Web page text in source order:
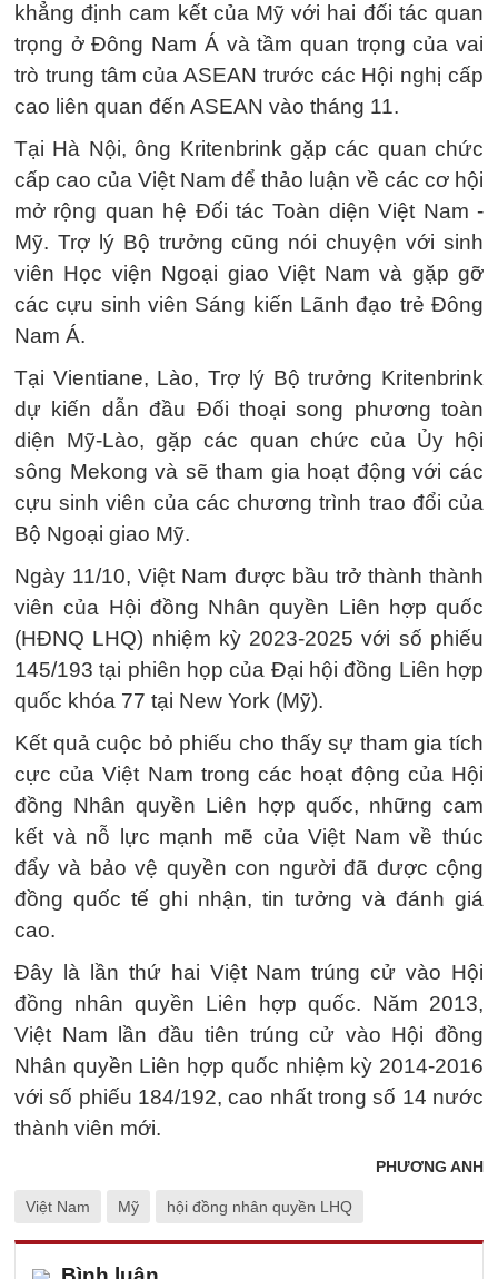
khẳng định cam kết của Mỹ với hai đối tác quan
trọng ở Đông Nam Á và tầm quan trọng của vai
trò trung tâm của ASEAN trước các Hội nghị cấp
cao liên quan đến ASEAN vào tháng 11.
Tại Hà Nội, ông Kritenbrink gặp các quan chức
cấp cao của Việt Nam để thảo luận về các cơ hội
mở rộng quan hệ Đối tác Toàn diện Việt Nam -
Mỹ. Trợ lý Bộ trưởng cũng nói chuyện với sinh
viên Học viện Ngoại giao Việt Nam và gặp gỡ
các cựu sinh viên Sáng kiến ​​Lãnh đạo trẻ Đông
Nam Á.
Tại Vientiane, Lào, Trợ lý Bộ trưởng Kritenbrink
dự kiến dẫn đầu Đối thoại song phương toàn
diện Mỹ-Lào, gặp các quan chức của Ủy hội
sông Mekong và sẽ tham gia hoạt động với các
cựu sinh viên của các chương trình trao đổi của
Bộ Ngoại giao Mỹ.
Ngày 11/10, Việt Nam được bầu trở thành thành
viên của Hội đồng Nhân quyền Liên hợp quốc
(HĐNQ LHQ) nhiệm kỳ 2023-2025 với số phiếu
145/193 tại phiên họp của Đại hội đồng Liên hợp
quốc khóa 77 tại New York (Mỹ).
Kết quả cuộc bỏ phiếu cho thấy sự tham gia tích
cực của Việt Nam trong các hoạt động của Hội
đồng Nhân quyền Liên hợp quốc, những cam
kết và nỗ lực mạnh mẽ của Việt Nam về thúc
đẩy và bảo vệ quyền con người đã được cộng
đồng quốc tế ghi nhận, tin tưởng và đánh giá
cao.
Đây là lần thứ hai Việt Nam trúng cử vào Hội
đồng nhân quyền Liên hợp quốc. Năm 2013,
Việt Nam lần đầu tiên trúng cử vào Hội đồng
Nhân quyền Liên hợp quốc nhiệm kỳ 2014-2016
với số phiếu 184/192, cao nhất trong số 14 nước
thành viên mới.
PHƯƠNG ANH
Việt Nam Mỹ hội đồng nhân quyền LHQ